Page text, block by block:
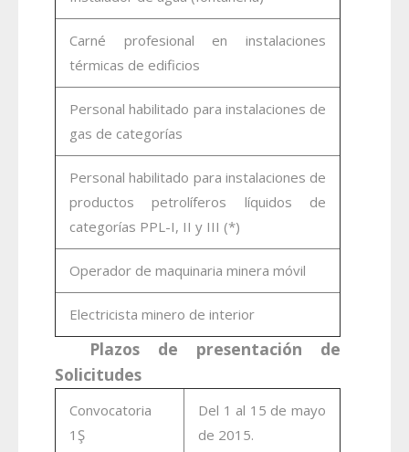
Carné profesional en instalaciones
térmicas de edificios
Personal habilitado para instalaciones de
gas de categorías
Personal habilitado para instalaciones de
productos petrolíferos líquidos de
categorías PPL-I, II y III (*)
Operador de maquinaria minera móvil
Electricista minero de interior
Plazos de presentación de
Solicitudes
Convocatoria
1Ş
Del 1 al 15 de mayo
de 2015.